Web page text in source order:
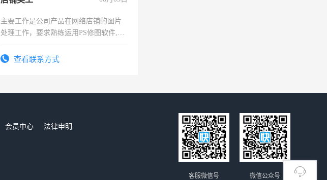
主要工作是公司产品在网络店铺的图片
处理工作，要求熟练运用PS修图软件,工
查看联系方式
会员中心
法律申明
微信公众号
客服微信号